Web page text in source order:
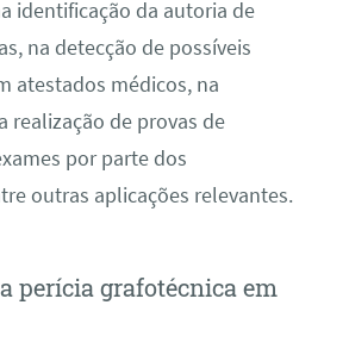
identificação da autoria de
na detecção de possíveis
atestados médicos, na
realização de provas de
por parte dos
outras aplicações relevantes.
perícia grafotécnica em